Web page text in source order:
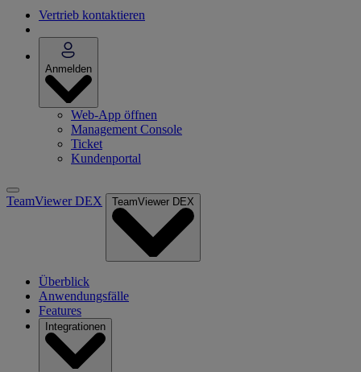
Vertrieb kontaktieren
Anmelden
Web-App öffnen
Management Console
Ticket
Kundenportal
TeamViewer DEX TeamViewer DEX
Überblick
Anwendungsfälle
Features
Integrationen